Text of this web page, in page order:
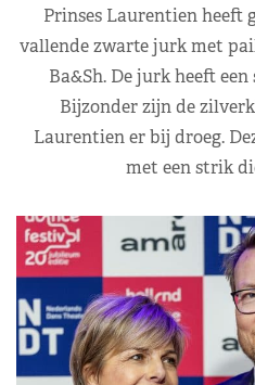
Prinses Laurentien heeft
vallende zwarte jurk met
Ba&Sh. De jurk heeft
Bijzonder zijn de
Laurentien er bij droeg.
met een strik